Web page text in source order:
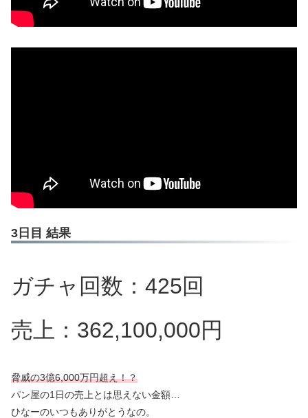
3日目 結果
ガチャ回数：425回
売上：362,100,000円
脅威の3億6,000万円超え！？
パン屋の1日の売上とは思えない金額…
ひなーのいつもありがとうなの。